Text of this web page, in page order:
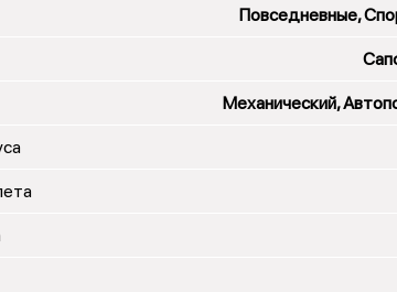
Повседневные,
Механический,